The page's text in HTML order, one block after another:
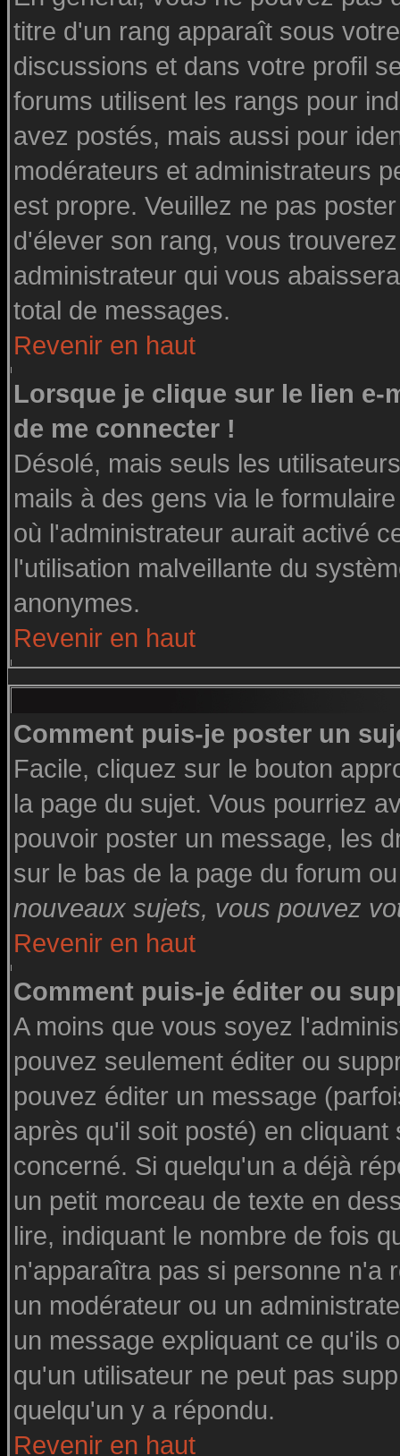
titre d'un rang apparaît sous
discussions et dans votre profil
forums utilisent les rangs pour
avez postés, mais aussi pour
modérateurs et administrateurs
est propre. Veuillez ne pas
d'élever son rang, vous
administrateur qui vous
total de messages.
Revenir en haut
Lorsque je clique sur le lien e-
de me connecter !
Désolé, mais seuls les
mails à des gens via le
où l'administrateur aurait activé
l'utilisation malveillante du
anonymes.
Revenir en haut
Comment puis-je poster un
Facile, cliquez sur le bouton
la page du sujet. Vous pourriez
pouvoir poster un message, les
sur le bas de la page du forum
nouveaux sujets, vous pouvez
Revenir en haut
Comment puis-je éditer ou
A moins que vous soyez
pouvez seulement éditer ou
pouvez éditer un message
après qu'il soit posté) en
concerné. Si quelqu'un a déjà
un petit morceau de texte en
lire, indiquant le nombre de fois
n'apparaîtra pas si personne n'a
un modérateur ou un
un message expliquant ce qu'ils
qu'un utilisateur ne peut pas
quelqu'un y a répondu.
Revenir en haut